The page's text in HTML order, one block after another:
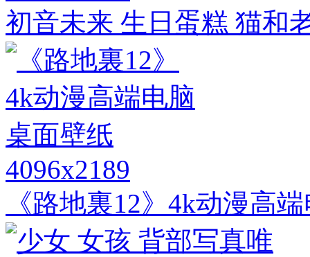
初音未来 生日蛋糕 猫和
4096x2189
《路地裏12》4k动漫高